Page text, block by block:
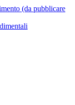
(da pubblicare